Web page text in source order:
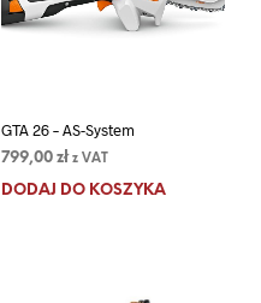
GTA 26 – AS-System
799,00 zł z VAT
DODAJ DO KOSZYKA